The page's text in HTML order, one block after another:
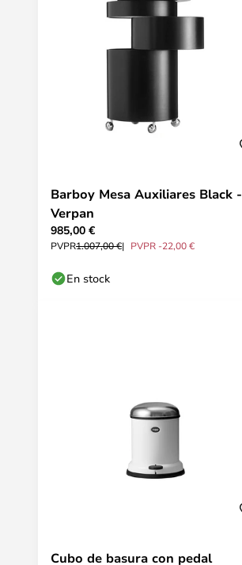
Barboy Mesa Auxiliares Black -
Verpan
985,00 €
PVPR1.007,00 € PVPR -22,00 €
En stock
Cubo de basura con pedal